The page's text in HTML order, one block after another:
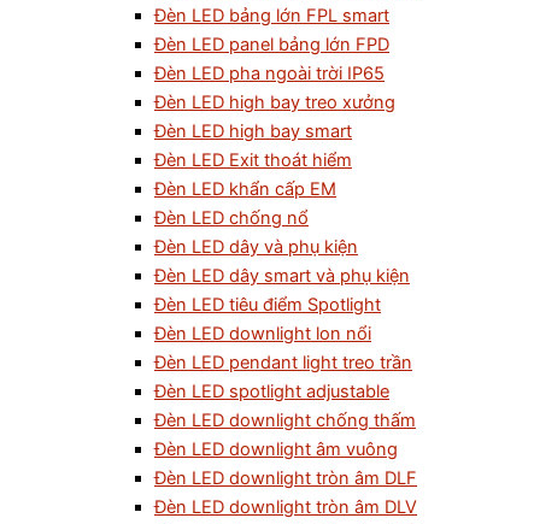
Đèn LED bảng lớn FPL smart
Đèn LED panel bảng lớn FPD
Đèn LED pha ngoài trời IP65
Đèn LED high bay treo xưởng
Đèn LED high bay smart
Đèn LED Exit thoát hiểm
Đèn LED khẩn cấp EM
Đèn LED chống nổ
Đèn LED dây và phụ kiện
Đèn LED dây smart và phụ kiện
Đèn LED tiêu điểm Spotlight
Đèn LED downlight lon nổi
Đèn LED pendant light treo trần
Đèn LED spotlight adjustable
Đèn LED downlight chống thấm
Đèn LED downlight âm vuông
Đèn LED downlight tròn âm DLF
Đèn LED downlight tròn âm DLV